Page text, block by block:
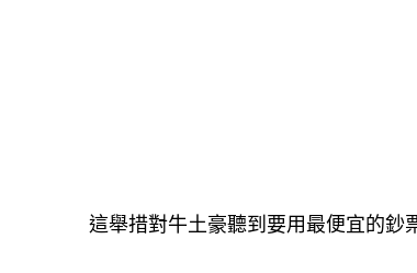
這舉措對牛土豪聽到要用最便宜的鈔